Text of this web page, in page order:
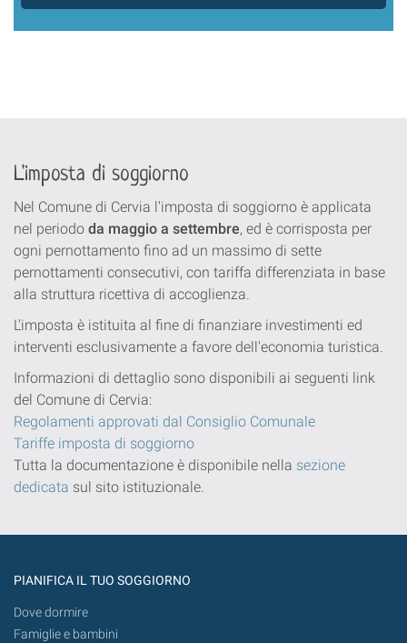
L'imposta di soggiorno
Nel Comune di Cervia l'imposta di soggiorno è applicata
nel periodo da maggio a settembre, ed è corrisposta per
ogni pernottamento fino ad un massimo di sette
pernottamenti consecutivi, con tariffa differenziata in base
alla struttura ricettiva di accoglienza.
L'imposta è istituita al fine di finanziare investimenti ed
interventi esclusivamente a favore dell'economia turistica.
Informazioni di dettaglio sono disponibili ai seguenti link
del Comune di Cervia:
Regolamenti approvati dal Consiglio Comunale
Tariffe imposta di soggiorno
Tutta la documentazione è disponibile nella sezione
dedicata sul sito istituzionale.
PIANIFICA IL TUO SOGGIORNO
Dove dormire
Famiglie e bambini